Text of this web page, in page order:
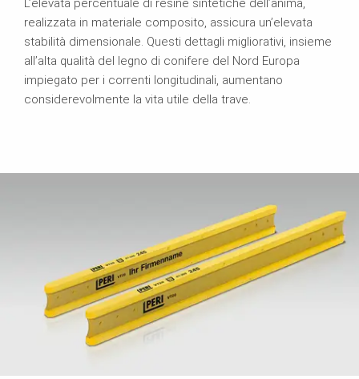
L’elevata percentuale di resine sintetiche dell’anima,
realizzata in materiale composito, assicura un’elevata
stabilità dimensionale. Questi dettagli migliorativi, insieme
all’alta qualità del legno di conifere del Nord Europa
impiegato per i correnti longitudinali, aumentano
considerevolmente la vita utile della trave.